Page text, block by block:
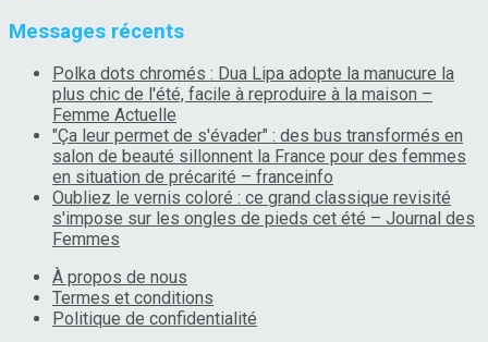
Messages récents
Polka dots chromés : Dua Lipa adopte la manucure la
plus chic de l'été, facile à reproduire à la maison –
Femme Actuelle
"Ça leur permet de s'évader" : des bus transformés en
salon de beauté sillonnent la France pour des femmes
en situation de précarité – franceinfo
Oubliez le vernis coloré : ce grand classique revisité
s'impose sur les ongles de pieds cet été – Journal des
Femmes
À propos de nous
Termes et conditions
Politique de confidentialité